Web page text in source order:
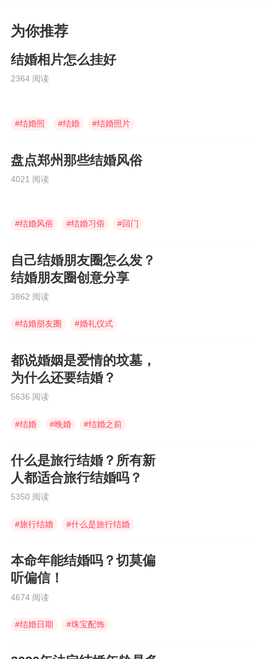
为你推荐
结婚相片怎么挂好
2364 阅读
#结婚照 #结婚 #结婚照片
盘点郑州那些结婚风俗
4021 阅读
#结婚风俗 #结婚习俗 #回门
自己结婚朋友圈怎么发？
结婚朋友圈创意分享
3862 阅读
#结婚朋友圈 #婚礼仪式
都说婚姻是爱情的坟墓，
为什么还要结婚？
5636 阅读
#结婚 #晚婚 #结婚之前
什么是旅行结婚？所有新
人都适合旅行结婚吗？
5350 阅读
#旅行结婚 #什么是旅行结婚
本命年能结婚吗？切莫偏
听偏信！
4674 阅读
#结婚日期 #珠宝配饰